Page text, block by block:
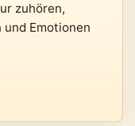
zuhören,
Emotionen